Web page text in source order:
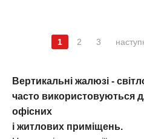
СТРАНИЦЫ
1 2 3
Вертикальні жалюзі -
часто використовуються
офісних
і житлових приміщень.